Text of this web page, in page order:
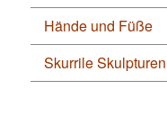
Hände und Füße
Skurrile Skulpturen